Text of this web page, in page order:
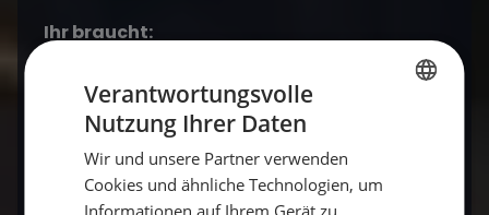
Zuerst schält Ihr die Gurke, halbiert und
entkernt sie und hobelt sie mit Hilfe einer
Reibe direkt auf ein Geschirrtuch. Wringt das
Geschirrtuch so gut wie möglich aus – desto
trockener die Gurkenraspel umso besser!
Verantwortungsvolle
Nutzung Ihrer Daten
Wir und unsere Partner verwenden
Cookies und ähnliche Technologien, um
Informationen auf Ihrem Gerät zu